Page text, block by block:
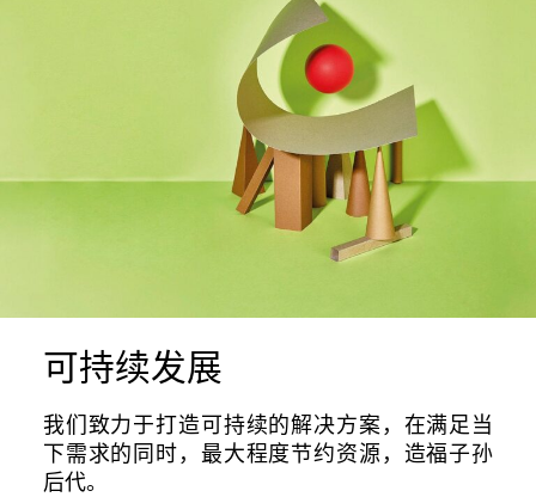
可持续发展
我们致力于打造可持续的解决方案，在满足当
下需求的同时，最大程度节约资源，造福子孙
后代。
联系我们
欢迎在线提交您的咨询问题。
新业务